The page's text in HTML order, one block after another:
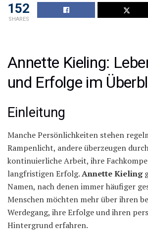
152
SHARES
Annette Kieling:
und Erfolge im
Einleitung
Manche Persönlichkeiten stehen
Rampenlicht, andere überzeugen
kontinuierliche Arbeit, ihre
langfristigen Erfolg.Annette Kieling
Namen, nach denen immer häufiger
Menschen möchten mehr über ihren
Werdegang, ihre Erfolge und ihren
Hintergrund erfahren.